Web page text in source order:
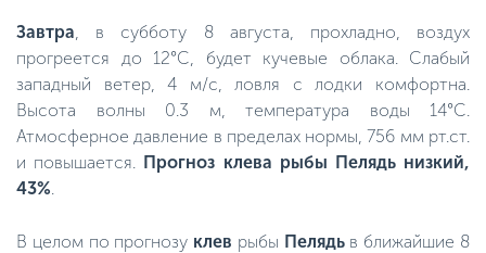
Завтра, в субботу 8 августа, прохладно, воздух
прогреется до 12°C, будет кучевые облака. Слабый
западный ветер, 4 м/с, ловля с лодки комфортна.
Высота волны 0.3 м, температура воды 14°C.
Атмосферное давление в пределах нормы, 756 мм рт.ст.
и повышается. Прогноз клева рыбы Пелядь низкий,
43%.
В целом по прогнозу клев рыбы Пелядьв ближайшие 8